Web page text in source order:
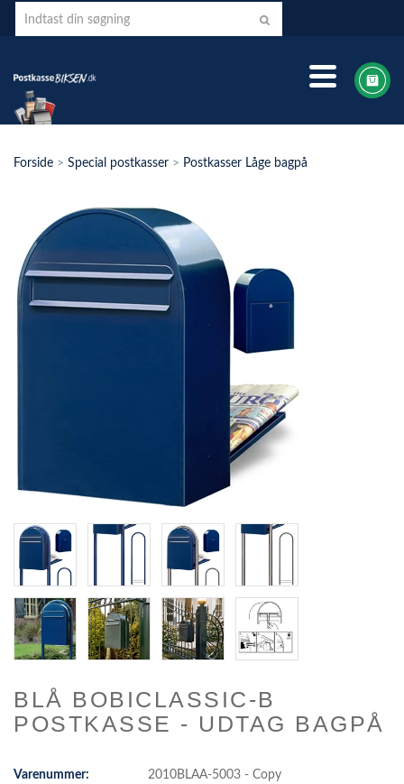
Forside > Special postkasser > Postkasser Låge bagpå
BLÅ BOBICLASSIC-B
POSTKASSE - UDTAG BAGPÅ
Varenummer:
2010BLAA-5003 - Copy